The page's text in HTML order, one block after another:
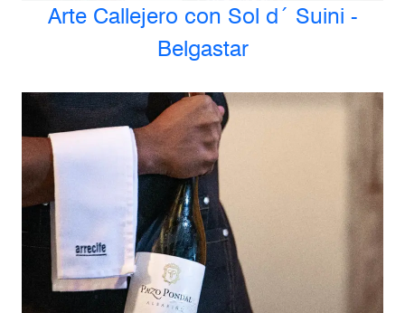
Arte Callejero con Sol d´ Suini -
Belgastar